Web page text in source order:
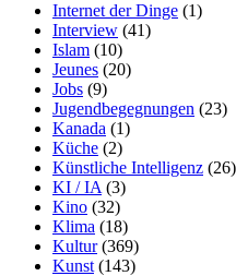
Internet der Dinge (1)
Interview (41)
Islam (10)
Jeunes (20)
Jobs (9)
Jugendbegegnungen (23)
Kanada (1)
Küche (2)
Künstliche Intelligenz (26)
KI / IA (3)
Kino (32)
Klima (18)
Kultur(369)
Kunst (143)